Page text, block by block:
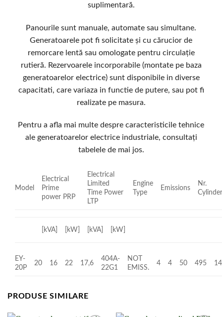
suplimentară.
Panourile sunt manuale, automate sau simultane.
Generatoarele pot fi solicitate și cu cărucior de
remorcare lentă sau omologate pentru circulație
rutieră. Rezervoarele incorporabile (montate pe baza
generatoarelor electrice) sunt disponibile in diverse
capacitati, care variaza in functie de putere, sau pot fi
realizate pe masura.
Pentru a afla mai multe despre caracteristicile tehnice
ale generatoarelor electrice industriale, consultați
tabelele de mai jos.
Model
Electrical
Prime
power PRP
Electrical
Limited
Time Power
LTP
Engine
Type
Emissions
Nr.
[kVA] [kW] [kVA] [kW]
EY-
20P
20 16 22 17,6
404A-
22G1
NOT
EMISS.
4 4 50 495
PRODUSE SIMILARE